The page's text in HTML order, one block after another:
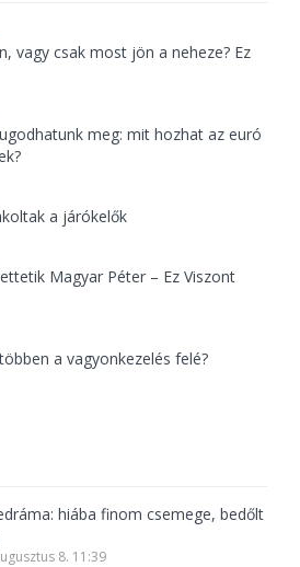
vagy csak most jön a neheze? Ez
meg: mit hozhat az euró
a járókelők
Magyar Péter – Ez Viszont
a vagyonkezelés felé?
hiába finom csemege, bedőlt
8. 11:39